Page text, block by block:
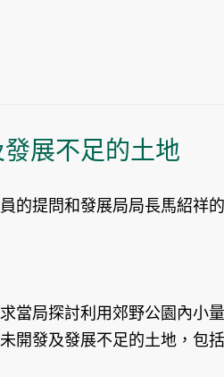
展不足的土地
的提問和發展局局長馬紹祥
當局探討利用郊野公園內
開發及發展不足的土地，